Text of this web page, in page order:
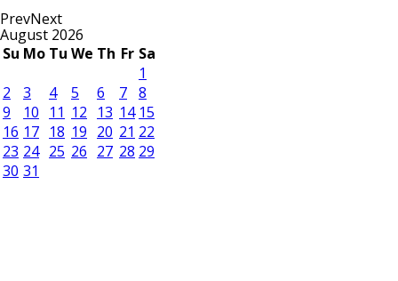
PrevNext
August 2026
Su Mo Tu We Th Fr Sa
1
2
3 4 5 6 7 8
9
10 11 12 13 14 15
16 17 18 19 20 21 22
23 24 25 26 27 28 29
30 31